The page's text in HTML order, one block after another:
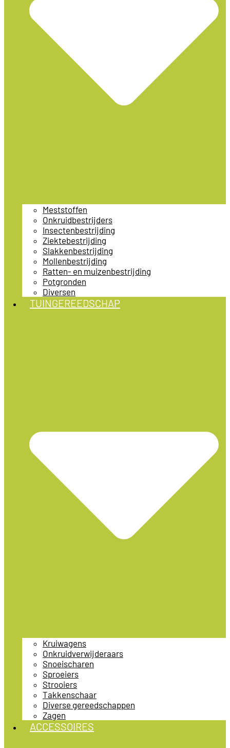
Meststoffen
Onkruidbestrijders
Insectenbestrijding
Ziektebestrijding
Slakkenbestrijding
Mollenbestrijding
Ratten- en muizenbestrijding
Potgronden
Diversen
TUINGEREEDSCHAP
Kruiwagens
Onkruidverwijderaars
Snoeischaren
Sproeiers
Strooiers
Takkenschaar
Diverse gereedschappen
Zagen
ACCESSOIRES